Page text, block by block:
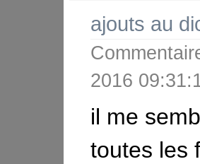
ajouts au
2016
il me
toutes les